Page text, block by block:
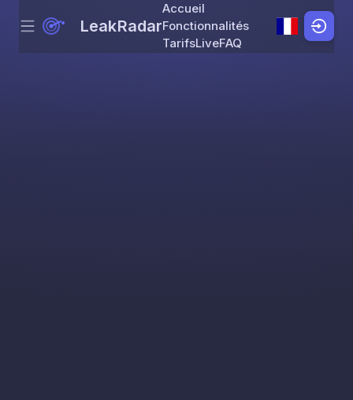
Skip to content
Menu LeakRadar
Accueil
Fonctionnalités
TarifsLiveFAQ